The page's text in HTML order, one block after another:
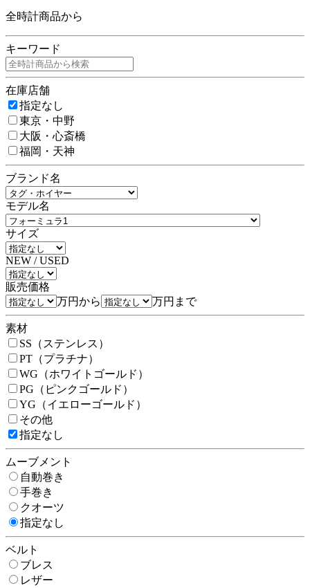
全時計商品から
キーワード
在庫店舗
指定なし
東京・中野
大阪・心斎橋
福岡・天神
ブランド名
モデル名
サイズ
NEW / USED
販売価格
万円から
万円まで
素材
SS（ステンレス）
PT（プラチナ）
WG（ホワイトゴールド）
PG（ピンクゴールド）
YG（イエローゴールド）
その他
指定なし
ムーブメント
自動巻き
手巻き
クオーツ
指定なし
ベルト
ブレス
レザー